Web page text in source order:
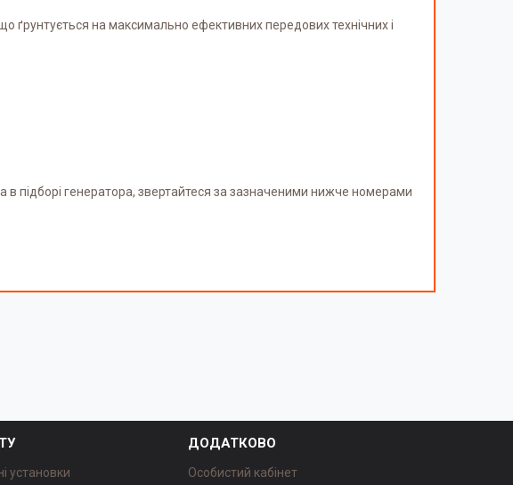
ґрунтується на максимально ефективних передових технічних і
підборі генератора, звертайтеся за зазначеними нижче номерами
установки
ДОДАТКОВО
Особистий кабінет